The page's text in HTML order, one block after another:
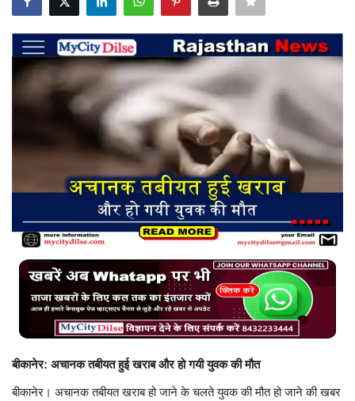
मनोरंजन
पॉलिटिक्स
धर्म
टेक ज्ञान
Language
English Hindi
बीकानेर: अचानक तबीयत हुई खराब और हो गयी युवक की मौत
बीकानेर। अचानक तबीयत खराब हो जाने के चलते युवक की मौत हो जाने की खबर